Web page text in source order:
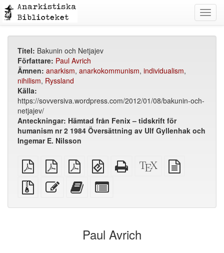
Titel: Bakunin och Netjajev
Författare: Paul Avrich
Ämnen: anarkism, anarkokommunism, individualism,
nihilism, Ryssland
Källa:
https://sovversiva.wordpress.com/2012/01/08/bakunin-och-
netjajev/
Anteckningar: Hämtad från Fenix – tidskrift för
humanism nr 2 1984 Översättning av Ulf Gyllenhak och
Ingemar E. Nilsson
plain
PDF
A4
imposed
PDF
Letter
imposed
PDF
EPUB
(för
mobila
enheter)
Fristående
HTML
XeLaTeX
källa
Källfiler
med
Redigera
denna
Lägg
text
bokskaparen
for
bookbuilder
Paul Avrich